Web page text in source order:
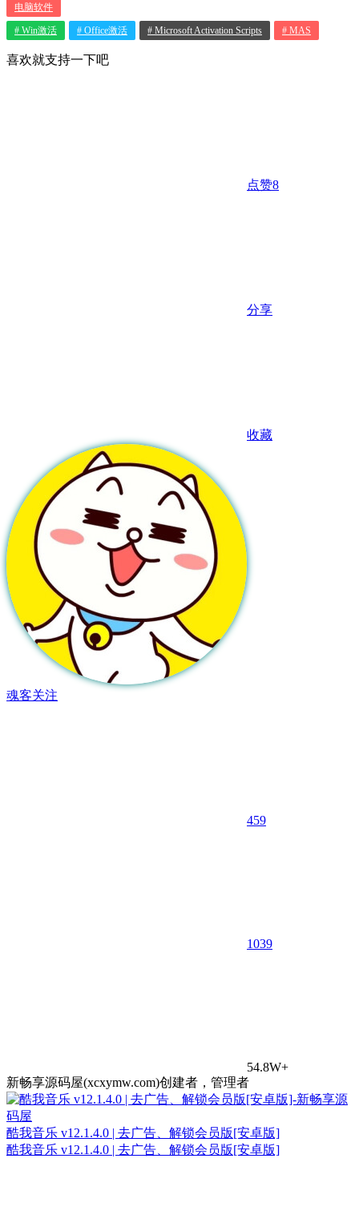
电脑软件
# Win激活 # Office激活 # Microsoft Activation Scripts # MAS
喜欢就支持一下吧
点赞8
分享
收藏
魂客关注
459
1039
54.8W+
新畅享源码屋(xcxymw.com)创建者，管理者
酷我音乐 v12.1.4.0 | 去广告、解锁会员版[安卓版]
酷我音乐 v12.1.4.0 | 去广告、解锁会员版[安卓版]